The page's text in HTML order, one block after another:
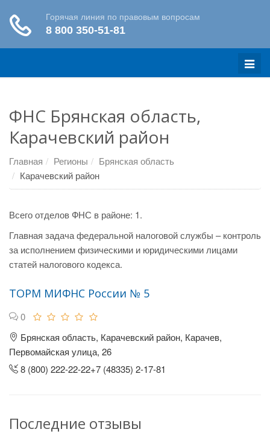
Меню
ФНС Брянская область,
Карачевский район
Главная Регионы
Брянская область
Карачевский район
Всего отделов ФНС в районе: 1.
Главная задача федеральной налоговой службы – контроль
за исполнением физическими и юридическими лицами
статей налогового кодекса.
ТОРМ МИФНС России № 5
0
Брянская область, Карачевский район, Карачев,
Первомайская улица, 26
8 (800) 222-22-22+7 (48335) 2-17-81
Последние отзывы